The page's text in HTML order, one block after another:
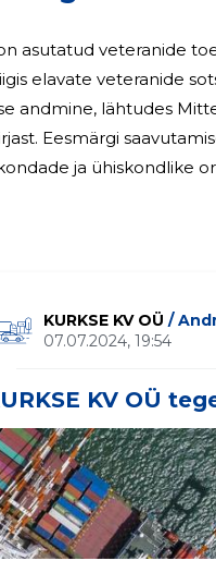
asutatud veteranide
elavate veteranide
lähtudes
kohtumised, pöördumised riiklike
ja ühiskondlike
KURKSE KV OÜ /
07.07.2024, 19:54
KV OÜ